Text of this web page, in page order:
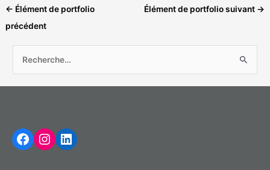
← Élément de portfolio
précédent
Élément de portfolio suivant →
r
Facebook
Instagram
LinkedIn